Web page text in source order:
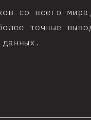
со всего
точные
этот график